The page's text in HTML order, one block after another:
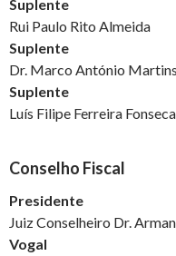
Suplente
Rui Paulo Rito Almeida
Suplente
Dr. Marco António
Suplente
Luís Filipe Ferreira Fonseca
Conselho Fiscal
Presidente
Juiz Conselheiro Dr.
Vogal